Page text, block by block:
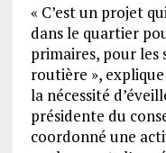
« C’est un projet
dans le quartier
primaires, pour les
routière »,
la nécessité
présidente du
coordonné une